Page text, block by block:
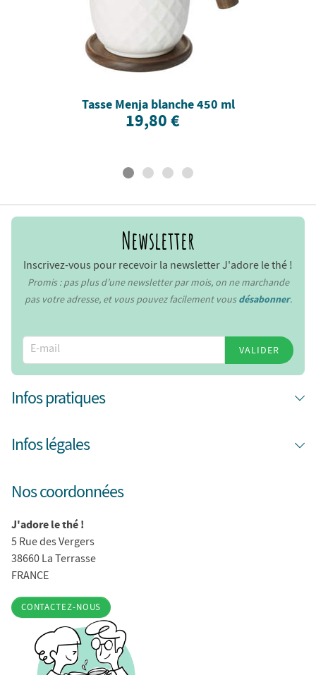
Tasse Menja blanche 450 ml
19,80 €
Newsletter
Inscrivez-vous pour recevoir la newsletter J'adore le thé !
Promis : pas plus d’une newsletter par mois, on ne marchande
pas votre adresse, et vous pouvez facilement vousdésabonner.
VALIDER
Infos pratiques
Infos légales
Nos coordonnées
J'adore le thé !
5 Rue des Vergers
38660 La Terrasse
FRANCE
CONTACTEZ-NOUS